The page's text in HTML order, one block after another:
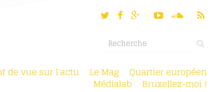
de vue sur l’actu Le Mag Quartier européen
Médialab Bruxellez-moi !